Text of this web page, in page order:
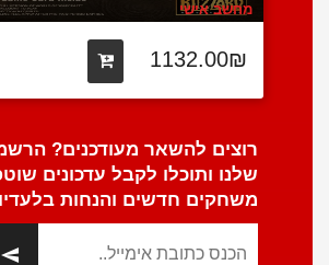
מחשב אישי
1132.00₪
רוצים להשאר מעודכנים?
שלנו ותוכלו לקבל עדכונים
משחקים חדשים והנחות